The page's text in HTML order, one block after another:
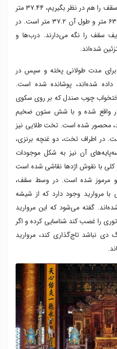
متر ارتفاع دارد و اگر دکوراسیون سقف را هم در نظر بگیریم، ۳۷.۴۴ متر
است، در حالی که عرض آن ۶۳.۹۶ متر و طول آن ۳۷.۲ متر است. در
ردیف سقف را نگه می‌دارند. درب‌ها و
شده‌اند.
برای مدت طولانی پخته و سپس در
شده‌اند، پوشانده شده است.
تختخواب چوب صندل که بر روی سکوی
واقع شده و با شش ستون ضخیم
محصور شده است. تخت طلایی نیز
در اطراف تخت، دو غنچه برنزی،
آن نیز به شکل موجودات
کلی با نقوش اژدها نقاشی شده است
مرموز شده است. در وسط سقف،
مروارید وجود دارد که از شیشه
گفته می‌شود که این مروارید
را غصب کند شناسایی کرده و اگر
دی نباشد تاج‌گذاری کند، مروارید